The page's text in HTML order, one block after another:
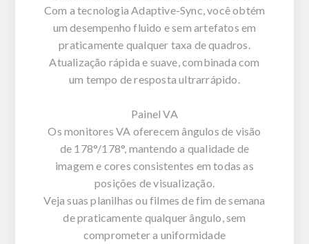
Com a tecnologia Adaptive-Sync, você obtém
um desempenho fluido e sem artefatos em
praticamente qualquer taxa de quadros.
Atualização rápida e suave, combinada com
um tempo de resposta ultrarrápido.
Painel VA
Os monitores VA oferecem ângulos de visão
de 178°/178°, mantendo a qualidade de
imagem e cores consistentes em todas as
posições de visualização.
Veja suas planilhas ou filmes de fim de semana
de praticamente qualquer ângulo, sem
comprometer a uniformidade